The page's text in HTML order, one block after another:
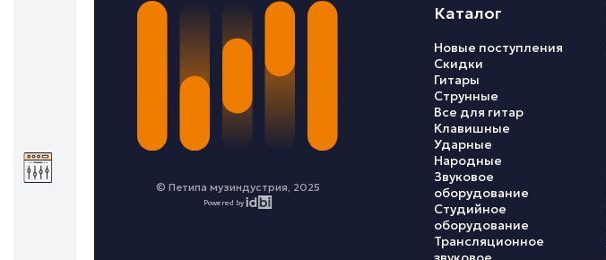
© Петипа музиндустрия, 2025
Powered by
Каталог
Новые поступления
Скидки
Гитары
Струнные
Все для гитар
Клавишные
Ударные
Народные
Звуковое
оборудование
Студийное
оборудование
Трансляционное